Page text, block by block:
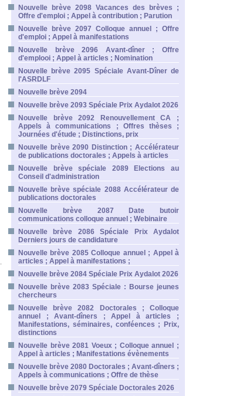
Nouvelle brève 2098 Vacances des brèves ;
Offre d'emploi ; Appel à contribution ; Parution
Nouvelle brève 2097 Colloque annuel ; Offre
d'emploi ; Appel à manifestations
Nouvelle brève 2096 Avant-dîner ; Offre
d'emplooi ; Appel à articles ; Nomination
Nouvelle brève 2095 Spéciale Avant-Dîner de
l'ASRDLF
Nouvelle brève 2094
Nouvelle brève 2093 Spéciale Prix Aydalot 2026
Nouvelle brève 2092 Renouvellement CA ;
Appels à communications ; Offres thèses ;
Journées d'étude ; Distinctions, prix
Nouvelle brève 2090 Distinction ; Accélérateur
de publications doctorales ; Appels à articles
Nouvelle brève spéciale 2089 Elections au
Conseil d'administration
Nouvelle brève spéciale 2088 Accélérateur de
publications doctorales
Nouvelle brève 2087 Date butoir
communications colloque annuel ; Webinaire
Nouvelle brève 2086 Spéciale Prix Aydalot
Derniers jours de candidature
Nouvelle brève 2085 Colloque annuel ; Appel à
articles ; Appel à manifestations ;
Nouvelle brève 2084 Spéciale Prix Aydalot 2026
Nouvelle brève 2083 Spéciale : Bourse jeunes
chercheurs
Nouvelle brève 2082 Doctorales ; Colloque
annuel ; Avant-dîners ; Appel à articles ;
Manifestations, séminaires, conféences ; Prix,
distinctions
Nouvelle brève 2081 Voeux ; Colloque annuel ;
Appel à articles ; Manifestations évènements
Nouvelle brève 2080 Doctorales ; Avant-dîners ;
Appels à communications ; Offre de thèse
Nouvelle brève 2079 Spéciale Doctorales 2026